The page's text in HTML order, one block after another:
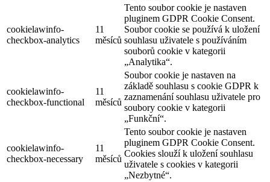
cookielawinfo-
checkbox-analytics
11
měsíců
Tento soubor cookie je nastaven
pluginem GDPR Cookie Consent.
Soubor cookie se používá k uložení
souhlasu uživatele s používáním
souborů cookie v kategorii
„Analytika“.
cookielawinfo-
checkbox-functional
11
měsíců
Soubor cookie je nastaven na
základě souhlasu s cookie GDPR k
zaznamenání souhlasu uživatele pro
soubory cookie v kategorii
„Funkční“.
cookielawinfo-
checkbox-necessary
11
měsíců
Tento soubor cookie je nastaven
pluginem GDPR Cookie Consent.
Cookies slouží k uložení souhlasu
uživatele s cookies v kategorii
„Nezbytné“.